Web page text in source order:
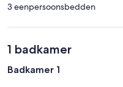
3 eenpersoonsbedden
1 badkamer
Badkamer 1